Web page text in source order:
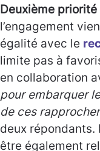
Deuxième
l’engagement
égalité avec le
limite pas à
en collaboration
pour embarquer
de ces
deux répondants.
être également